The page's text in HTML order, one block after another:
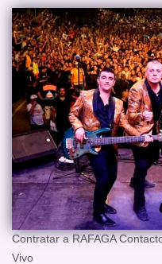
Contratar a RAFAGA
Vivo